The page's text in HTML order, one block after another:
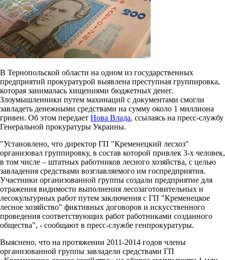
В Тернопольской области на одном из государственных
предприятий прокуратурой выявлена преступная группировка,
которая занималась хищениями бюджетных денег.
Злоумышленники путем махинаций с документами смогли
завладеть денежными средствами на сумму около 1 миллиона
гривен. Об этом передает Нова Влада, ссылаясь на пресс-службу
Генеральной прокуратуры Украины.
"Установлено, что директор ГП "Кременецкий лесхоз"
организовал группировку, в состав которой привлек 3-х человек,
в том числе – штатных работников лесного хозяйства, с целью
завладения средствами возглавляемого им госпредприятия.
Участники организованной группы создали предприятие для
отражения видимости выполнения лесозаготовительных и
лесокультурных работ путем заключения с ГП "Кременецкое
лесное хозяйство" фиктивных договоров и искусственного
проведения соответствующих работ работниками созданного
общества", - сообщают в пресс-службе генпрокуратуры.
Выяснено, что на протяжении 2011-2014 годов члены
организованной группы завладели средствами ГП